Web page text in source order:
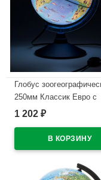
Глобус
250мм Классик Евро с
подсветкой
1 202 ₽